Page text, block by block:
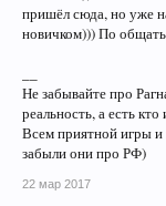
пришёл сюда, но уже
новичком))) По
Не забывайте про
реальность, а есть
Всем приятной игры
забыли они про РФ)
22 мар 2017